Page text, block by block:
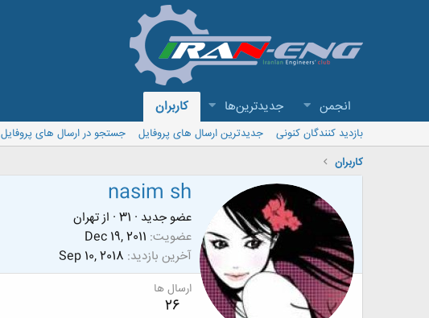
انجمن جدیدترین‌ها کاربران
بازدید کنندگان کنونی جدیدترین ارسال های پروفایل
جستجو در ارسال های پروفایل
کاربران
nasim sh
عضو جدید ·
· ازتهران
عضویت Dec 19, 2011
آخرین بازدید Sep 10, 2018
ارسال ها
26